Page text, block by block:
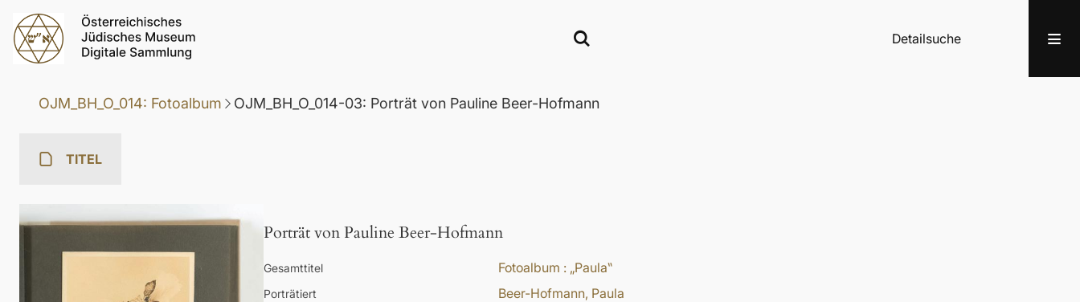
Detailsuche
OJM_BH_O_014: Fotoalbum OJM_BH_O_014-03: Porträt von Pauline Beer-Hofmann
TITEL
Porträt von Pauline Beer-Hofmann
Gesamttitel Fotoalbum : „Paula‟
Porträtiert Beer-Hofmann, Paula